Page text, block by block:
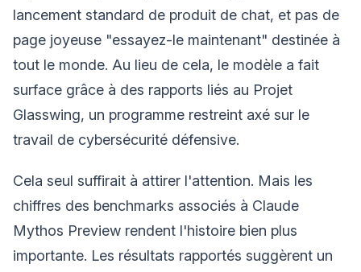
lancement standard de produit de chat, et pas de
page joyeuse "essayez-le maintenant" destinée à
tout le monde. Au lieu de cela, le modèle a fait
surface grâce à des rapports liés au Projet
Glasswing, un programme restreint axé sur le
travail de cybersécurité défensive.
Cela seul suffirait à attirer l'attention. Mais les
chiffres des benchmarks associés à Claude
Mythos Preview rendent l'histoire bien plus
importante. Les résultats rapportés suggèrent un